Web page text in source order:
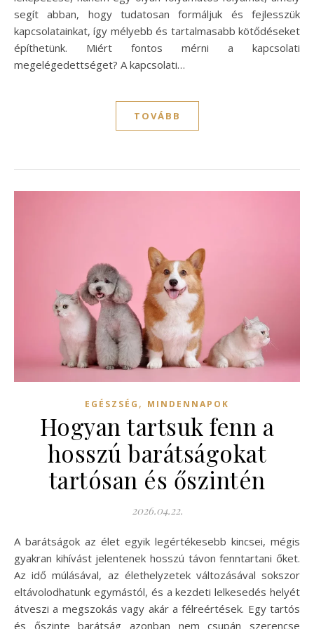
segít abban, hogy tudatosan formáljuk és fejlesszük
kapcsolatainkat, így mélyebb és tartalmasabb kötődéseket
építhetünk. Miért fontos mérni a kapcsolati
megelégedettséget? A kapcsolati…
TOVÁBB
EGÉSZSÉG , MINDENNAPOK
Hogyan tartsuk fenn a
hosszú barátságokat
tartósan és őszintén
2026.04.22.
A barátságok az élet egyik legértékesebb kincsei, mégis
gyakran kihívást jelentenek hosszú távon fenntartani őket.
Az idő múlásával, az élethelyzetek változásával sokszor
eltávolodhatunk egymástól, és a kezdeti lelkesedés helyét
átveszi a megszokás vagy akár a félreértések. Egy tartós
és őszinte barátság azonban nem csupán szerencse